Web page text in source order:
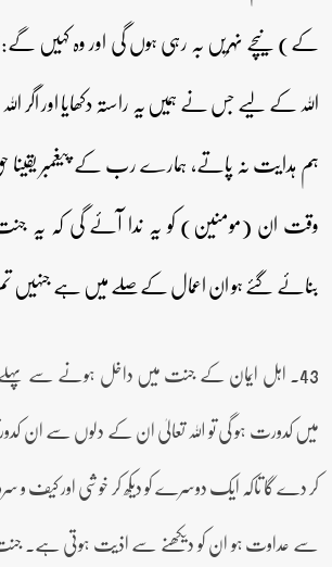
کے) نیچے نہریں بہ رہی ہوں گی اور وہ کہیں
اللہ کے لیے جس نے ہمیں یہ راستہ دکھایا اور اگر اللہ
ہم ہدایت نہ پاتے، ہمارے رب کے پیغمبر
وقت ان (مومنین) کو یہ ندا آئے گی کہ
بنائے گئے ہو ان اعمال کے صلے میں ہے جنہیں
43۔ اہل ایمان کے جنت میں داخل ہونے سے پہلے
میں کدورت ہو گی تو اللہ تعالیٰ ان کے دلوں سے ان
کر دے گا تاکہ ایک دوسرے کو دیکھ کر خوشی اور کیف و
سے عداوت ہو ان کو دیکھنے سے اذیت ہوتی ہے۔